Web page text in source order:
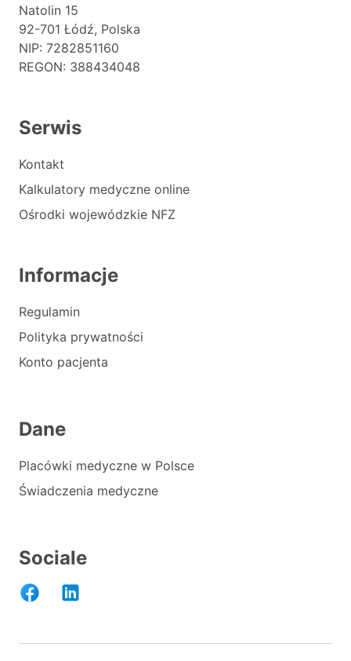
Natolin 15
92-701 Łódź, Polska
NIP: 7282851160
REGON: 388434048
Serwis
Kontakt
Kalkulatory medyczne online
Ośrodki wojewódzkie NFZ
Informacje
Regulamin
Polityka prywatności
Konto pacjenta
Dane
Placówki medyczne w Polsce
Świadczenia medyczne
Sociale